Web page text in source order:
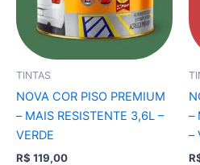
TINTAS
NOVA COR PISO PREMIUM
– MAIS RESISTENTE 3,6L –
VERDE
R$ 119,00
–
–